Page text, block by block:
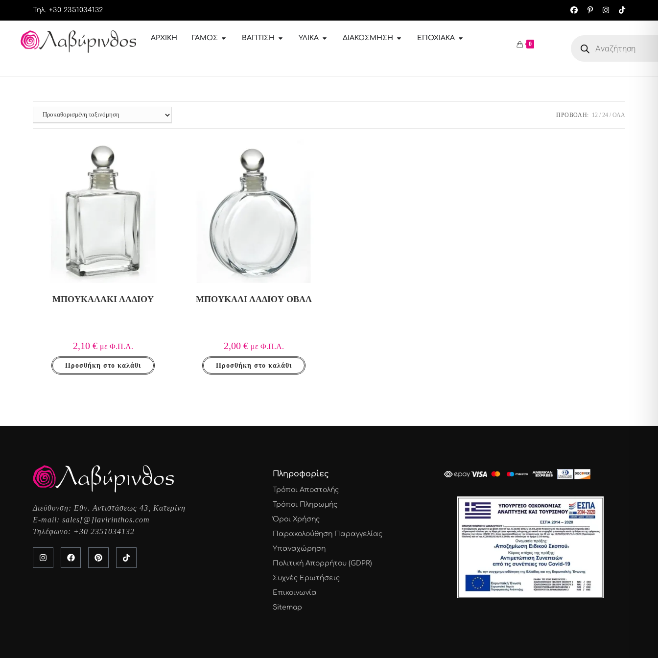
Τηλ. +30 2351034132
ΑΡΧΙΚΉ ΓΆΜΟΣ ΒΆΠΤΙΣΗ ΥΛΙΚΆ ΔΙΑΚΌΣΜΗΣΗ ΕΠΟΧΙΑΚΆ
0
ΠΡΟΒΟΛΉ: 12 24 ΌΛΑ
ΜΠΟΥΚΑΛΆΚΙ ΛΑΔΙΟΎ
2,10€ με Φ.Π.Α.
Προσθήκη στο καλάθι
ΜΠΟΥΚΆΛΙ ΛΑΔΙΟΎ ΟΒΆΛ
2,00 € με Φ.Π.Α.
Προσθήκη στο καλάθι
Διεύθυνση: Εθν. Αντιστάσεως 43, Κατερίνη
E-mail:sales[@]lavirinthos.com
Τηλέφωνο: +30 2351034132
Πληροφορίες
Τρόποι Αποστολής
Τρόποι Πληρωμής
Όροι Χρήσης
Παρακολούθηση Παραγγελίας
Υπαναχώρηση
Πολιτική Απορρήτου (GDPR)
Συχνές Ερωτήσεις
Επικοινωνία
Sitemap